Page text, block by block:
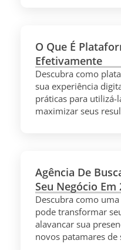
O Que É
Efetivamente
Descubra como
sua experiência
práticas para utilizá-
maximizar seus
Agência De
Seu Negócio Em
Descubra como
pode transformar
alavancar sua
novos patamares de